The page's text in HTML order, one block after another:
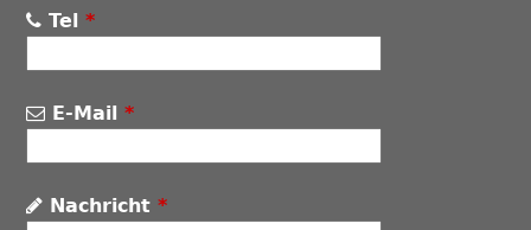
Tel*
E-Mail*
Nachricht*